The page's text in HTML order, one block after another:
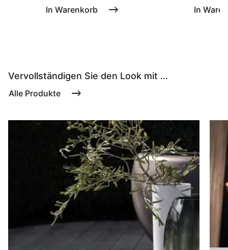
In Warenkorb In
Vervollständigen Sie den Look mit ...
Alle Produkte